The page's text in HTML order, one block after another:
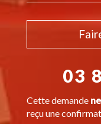
03
Cette demande
reçu une